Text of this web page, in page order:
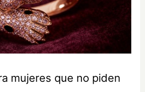
mujeres que no piden